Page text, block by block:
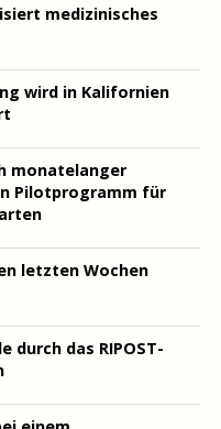
medizinisches
wird in Kalifornien
monatelanger
Pilotprogramm für
letzten Wochen
durch das RIPOST-